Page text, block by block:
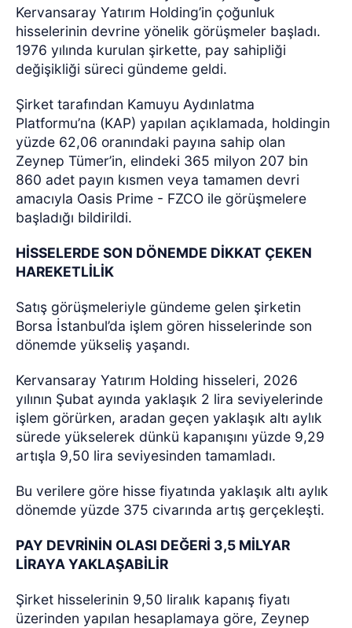
Kervansaray Yatırım Holding’in çoğunluk
hisselerinin devrine yönelik görüşmeler başladı.
1976 yılında kurulan şirkette, pay sahipliği
değişikliği süreci gündeme geldi.
Şirket tarafından Kamuyu Aydınlatma
Platformu’na (KAP) yapılan açıklamada, holdingin
yüzde 62,06 oranındaki payına sahip olan
Zeynep Tümer’in, elindeki 365 milyon 207 bin
860 adet payın kısmen veya tamamen devri
amacıyla Oasis Prime - FZCO ile görüşmelere
başladığı bildirildi.
HİSSELERDE SON DÖNEMDE DİKKAT ÇEKEN
HAREKETLİLİK
Satış görüşmeleriyle gündeme gelen şirketin
Borsa İstanbul’da işlem gören hisselerinde son
dönemde yükseliş yaşandı.
Kervansaray Yatırım Holding hisseleri, 2026
yılının Şubat ayında yaklaşık 2 lira seviyelerinde
işlem görürken, aradan geçen yaklaşık altı aylık
sürede yükselerek dünkü kapanışını yüzde 9,29
artışla 9,50 lira seviyesinden tamamladı.
Bu verilere göre hisse fiyatında yaklaşık altı aylık
dönemde yüzde 375 civarında artış gerçekleşti.
PAY DEVRİNİN OLASI DEĞERİ 3,5 MİLYAR
LİRAYA YAKLAŞABİLİR
Şirket hisselerinin 9,50 liralık kapanış fiyatı
üzerinden yapılan hesaplamaya göre, Zeynep